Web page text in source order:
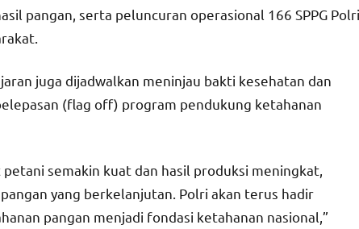
pangan, serta peluncuran operasional 166 SPPG Polri
juga dijadwalkan meninjau bakti kesehatan dan
(flag off) program pendukung ketahanan
semakin kuat dan hasil produksi meningkat,
yang berkelanjutan. Polri akan terus hadir
pangan menjadi fondasi ketahanan nasional,”